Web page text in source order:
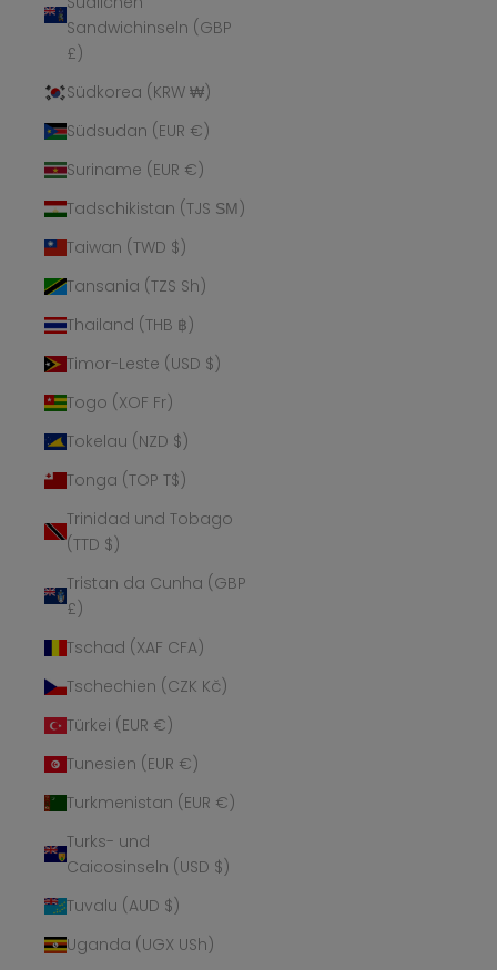
Sandwichinseln (GBP
£)
Südkorea (KRW ₩)
Südsudan (EUR €)
Suriname (EUR €)
Tadschikistan (TJS ЅМ)
Taiwan (TWD $)
Tansania (TZS Sh)
Thailand (THB ฿)
Timor-Leste (USD $)
Togo (XOF Fr)
Tokelau (NZD $)
Tonga (TOP T$)
Trinidad und Tobago
(TTD $)
Tristan da Cunha (GBP
£)
Tschad (XAF CFA)
Tschechien (CZK Kč)
Türkei (EUR €)
Tunesien (EUR €)
Turkmenistan (EUR €)
Turks- und
Caicosinseln (USD $)
Tuvalu (AUD $)
Uganda (UGX USh)